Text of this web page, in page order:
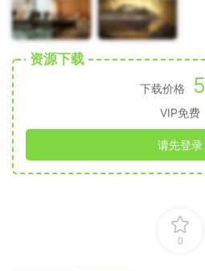
资源下载
下载价格 5
VIP免费
请先登录
0